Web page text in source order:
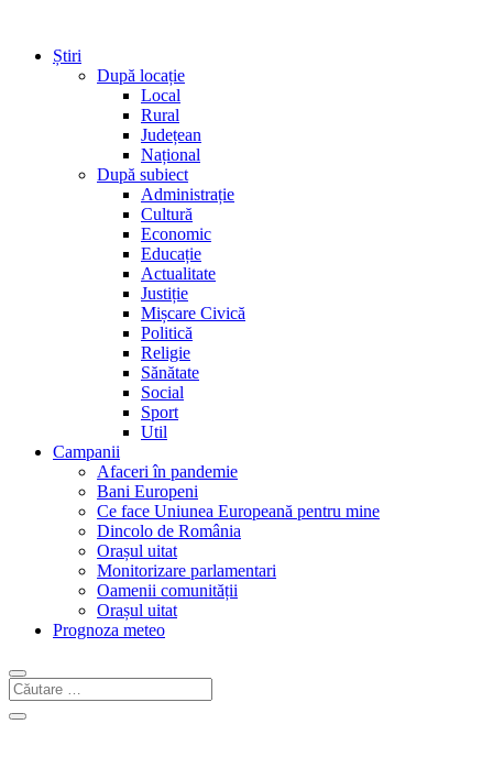
Știri
După locație
Local
Rural
Județean
Național
După subiect
Administrație
Cultură
Economic
Educație
Actualitate
Justiție
Mișcare Civică
Politică
Religie
Sănătate
Social
Sport
Util
Campanii
Afaceri în pandemie
Bani Europeni
Ce face Uniunea Europeană pentru mine
Dincolo de România
Orașul uitat
Monitorizare parlamentari
Oamenii comunității
Orașul uitat
Prognoza meteo